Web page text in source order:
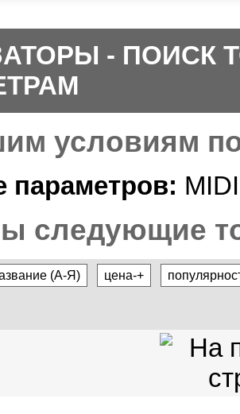
- ПОИСК
условиям
параметров:
следующие
(А-Я) цена-+